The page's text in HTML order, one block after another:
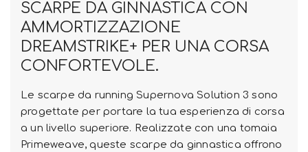
SCARPE DA GINNASTICA CON
AMMORTIZZAZIONE
DREAMSTRIKE+ PER UNA CORSA
CONFORTEVOLE.
Le scarpe da running Supernova Solution 3 sono
progettate per portare la tua esperienza di corsa
a un livello superiore. Realizzate con una tomaia
Primeweave, queste scarpe da ginnastica offrono